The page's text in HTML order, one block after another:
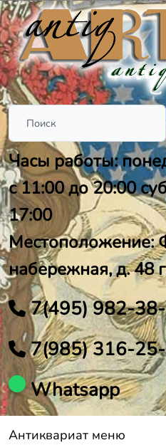
Часы работы:
с 11:00 до 20:00
17:00
Местоположение:
набережная, д. 48
7(495) 982-
7(985) 316-
Whatsapp
Антиквариат меню